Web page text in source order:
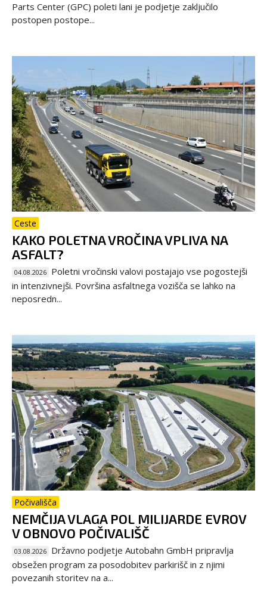
Parts Center (GPC) poleti lani je podjetje zaključilo
postopen postope...
Ceste
KAKO POLETNA VROČINA VPLIVA NA
ASFALT?
04.08.2026 Poletni vročinski valovi postajajo vse pogostejši
in intenzivnejši. Površina asfaltnega vozišča se lahko na
neposredn...
Počivališča
NEMČIJA VLAGA POL MILIJARDE EVROV
V OBNOVO POČIVALIŠČ
03.08.2026 Državno podjetje Autobahn GmbH pripravlja
obsežen program za posodobitev parkirišč in z njimi
povezanih storitev na a...